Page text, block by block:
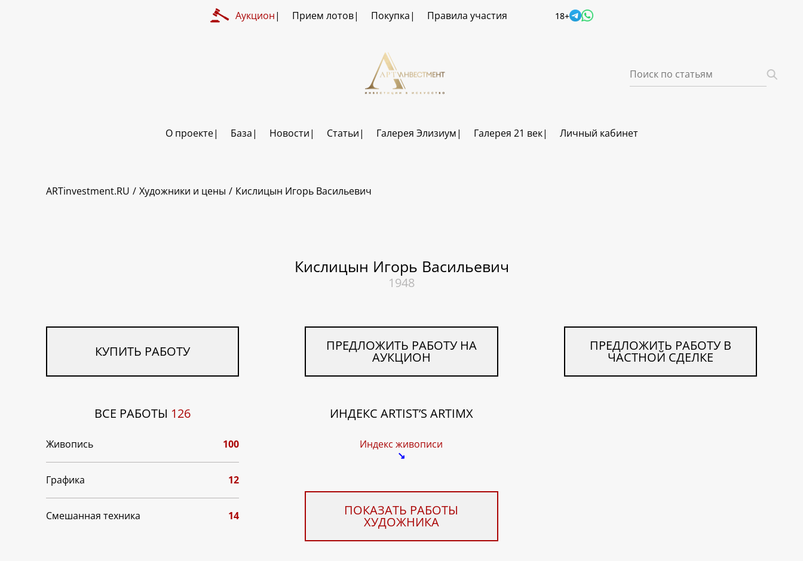
Аукцион Прием лотов Покупка Правила участия 18+
О проекте База Новости Статьи Галерея Элизиум Галерея 21 век Личный кабинет
ARTinvestment.RU Художники и цены Кислицын Игорь Васильевич
Кислицын Игорь Васильевич
1948
КУПИТЬ РАБОТУ ПРЕДЛОЖИТЬ РАБОТУ НА
АУКЦИОН
ПРЕДЛОЖИТЬ РАБОТУ В
ЧАСТНОЙ СДЕЛКЕ
ВСЕ РАБОТЫ 126
Живопись 100
Графика 12
Смешанная техника 14
ИНДЕКС ARTIST’S ARTIMX
Индекс живописи
↘
ПОКАЗАТЬ РАБОТЫ
ХУДОЖНИКА